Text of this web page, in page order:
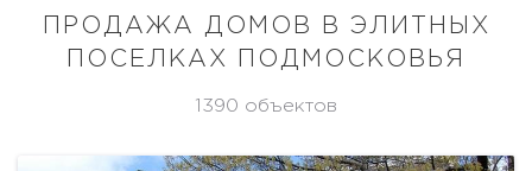
ПРОДАЖА ДОМОВ В ЭЛИТНЫХ
ПОСЕЛКАХ ПОДМОСКОВЬЯ
1390 объектов